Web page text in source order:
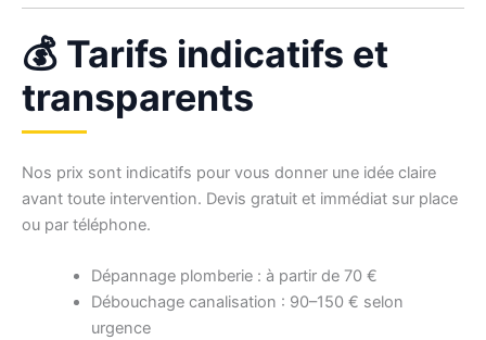
💰 Tarifs indicatifs et
transparents
Nos prix sont indicatifs pour vous donner une idée claire
avant toute intervention. Devis gratuit et immédiat sur place
ou par téléphone.
Dépannage plomberie : à partir de 70 €
Débouchage canalisation : 90–150 € selon
urgence